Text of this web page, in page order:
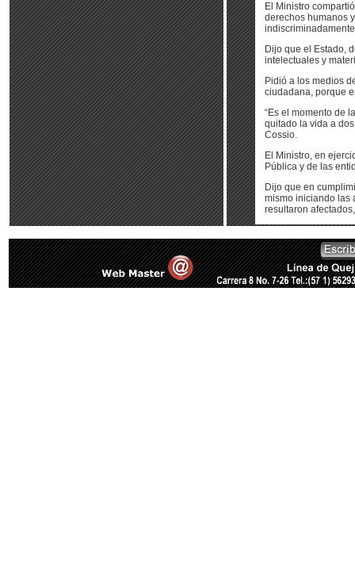
El Ministro
derechos humanos
Dijo que el Estado,
intelectuales y
Pidió a los medios
ciudadana, porque
“Es el momento de
quitado la vida a
Cossio.
El Ministro, en
Pública y de las
Dijo que en
mismo iniciando las
resultaron